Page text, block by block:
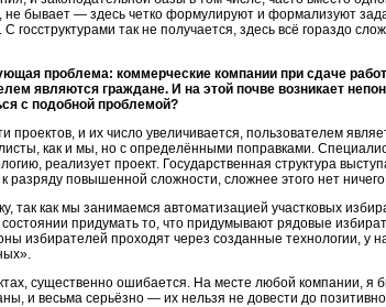
не бывает — здесь четко формулируют и формализуют
госструктурами так не получается, здесь всё гораздо
проблема: коммерческие компании при сдаче
являются граждане. И на этой почве возникает
с подобной проблемой?
проектов, и их число увеличивается, пользователем
как и мы, но с определёнными поправками.
реализует проект. Государственная структура
разряду повышенной сложности, сложнее этого нет
так как мы занимаемся автоматизацией участковых
придумать то, что придумывают рядовые
избирателей проходят через созданные технологии,
существенно ошибается. На месте любой компании,
и весьма серьёзно — их нельзя не довести до